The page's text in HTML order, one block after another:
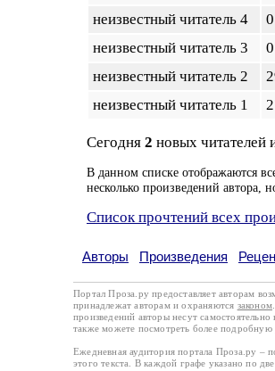
неизвестный читатель 4
неизвестный читатель 3
неизвестный читатель 2
неизвестный читатель 1
Сегодня 2 новых читателей
В данном списке отображаются
несколько произведений автора,
Список прочтений всех
Авторы Произведения
Портал Проза.ру предоставляет авторам
принадлежат авторам и охраняются законом
произведений авторы несут самостоятельно
также можете посмотреть более подробную
Ежедневная аудитория портала Проза.ру –
этого текста. В каждой графе указано по